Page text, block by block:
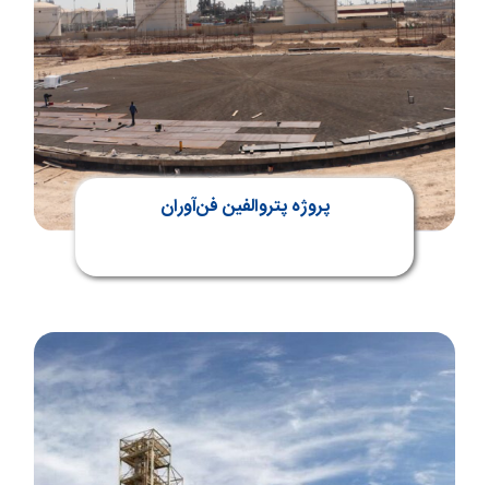
پروژه پتروالفین فن‌آوران